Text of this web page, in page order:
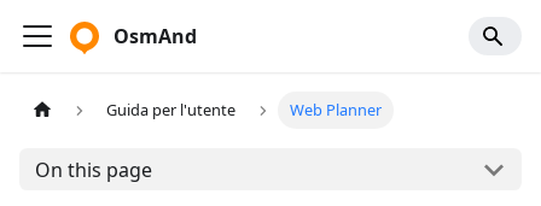
OsmAnd
Guida per l'utente Web Planner
On this page